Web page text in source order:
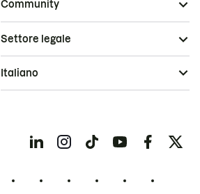
Community
Settore legale
Italiano